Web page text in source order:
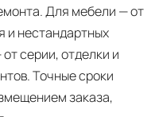
Для мебели — от
и нестандартных
серии, отделки и
Точные сроки
заказа,